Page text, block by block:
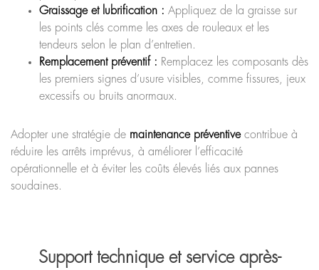
Graissage et lubrification : Appliquez de la graisse sur
les points clés comme les axes de rouleaux et les
tendeurs selon le plan d’entretien.
Remplacement préventif : Remplacez les composants dès
les premiers signes d’usure visibles, comme fissures, jeux
excessifs ou bruits anormaux.
Adopter une stratégie de maintenance préventivecontribue à
réduire les arrêts imprévus, à améliorer l’efficacité
opérationnelle et à éviter les coûts élevés liés aux pannes
soudaines.
Support technique et service après-